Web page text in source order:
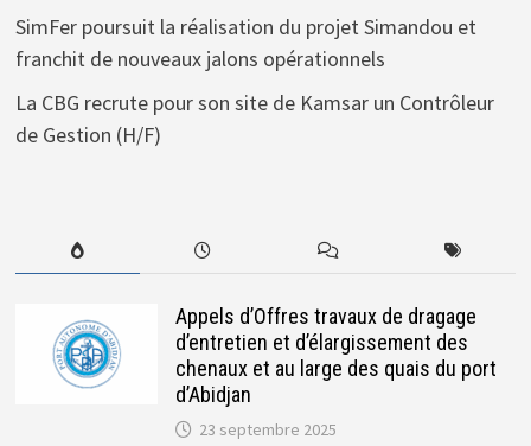
SimFer poursuit la réalisation du projet Simandou et
franchit de nouveaux jalons opérationnels
La CBG recrute pour son site de Kamsar un Contrôleur
de Gestion (H/F)
Appels d’Offres travaux de dragage
d’entretien et d’élargissement des
chenaux et au large des quais du port
d’Abidjan
23 septembre 2025